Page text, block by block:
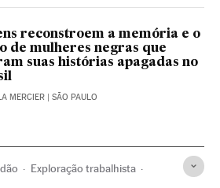
reconstroem a memória e o
de mulheres negras que
suas histórias apagadas no
MERCIER | SÃO PAULO
Exploração trabalhista